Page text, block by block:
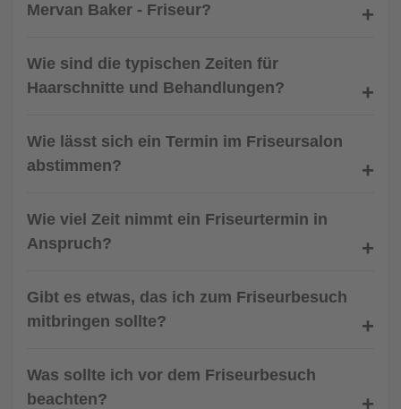
Mervan Baker - Friseur?
Wie sind die typischen Zeiten für
Haarschnitte und Behandlungen?
Wie lässt sich ein Termin im Friseursalon
abstimmen?
Wie viel Zeit nimmt ein Friseurtermin in
Anspruch?
Gibt es etwas, das ich zum Friseurbesuch
mitbringen sollte?
Was sollte ich vor dem Friseurbesuch
beachten?